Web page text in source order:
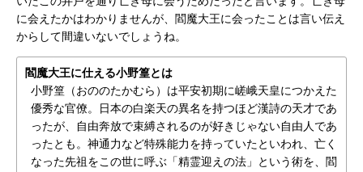
に会えたかはわかりませんが、閻魔大王に会ったことは言い伝え
からして間違いないでしょうね。
閻魔大王に仕える小野篁とは
小野篁（おののたかむら）は平安初期に嵯峨天皇につかえた
優秀な官僚。日本の白楽天の異名を持つほど漢詩の天才であ
ったが、自由奔放で束縛されるのが好きじゃない自由人であ
ったとも。神通力など特殊能力を持っていたといわれ、亡く
なった先祖をこの世に呼ぶ「精霊迎えの法」という術を、閻